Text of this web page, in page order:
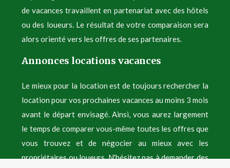
de vacances travaillent en partenariat avec des hôtels
ou des loueurs. Le résultat de votre comparaison sera
alors orienté vers les offres de ses partenaires.
Annonces locations vacances
Le mieux pour la location est de toujours rechercher la
location pour vos prochaines vacances au moins 3 mois
avant le départ envisagé. Ainsi, vous aurez largement
le temps de comparer vous-même toutes les offres que
vous trouvez et de négocier au mieux avec les
propriétaires ou loueurs. N'hésitez pas à demander des